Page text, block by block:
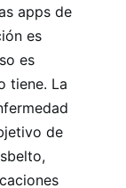
apps de
es
es
tiene. La
de